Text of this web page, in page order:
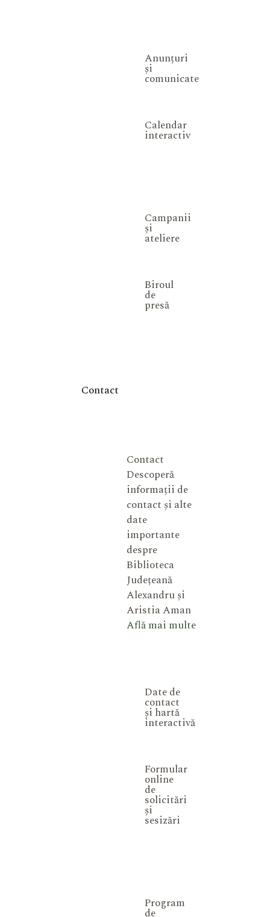
Anunțuri
și
comunicate
Calendar
interactiv
Campanii
și
ateliere
Biroul
de
presă
Contact
Contact
Descoperă
informații de
contact și alte
date
importante
despre
Biblioteca
Județeană
Alexandru și
Aristia Aman
Află mai multe
Date de
contact
și hartă
interactivă
Formular
online
de
solicitări
și
sesizări
Program
de